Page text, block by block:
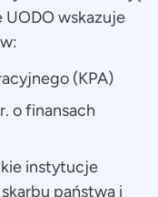
UODO wskazuje
(KPA)
o finansach
instytucje
państwa i